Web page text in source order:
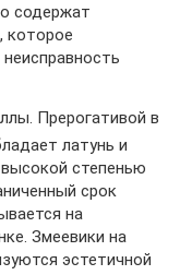
содержат
которое
Прерогативой в
латунь и
степенью
срок
на
Змеевики на
эстетичной